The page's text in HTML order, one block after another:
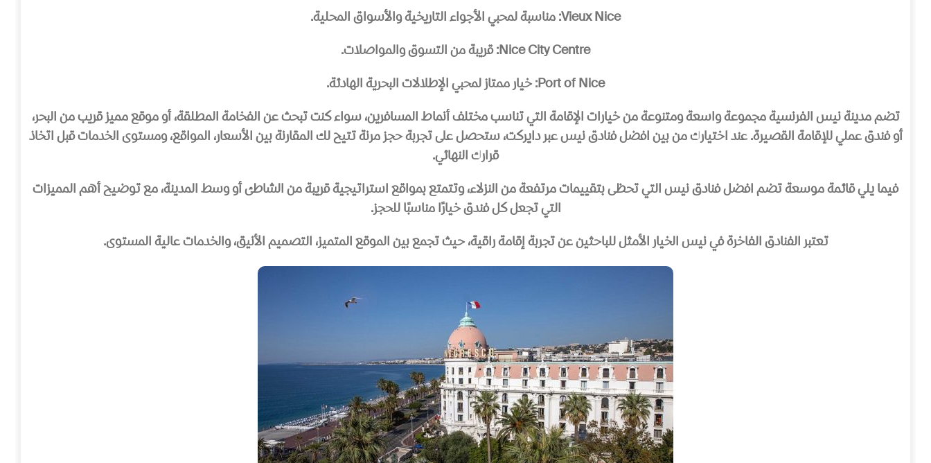
Vieux Nice: مناسبة لمحبي الأجواء التاريخية والأسواق المحلية.
Nice City Centre: قريبة من التسوق والمواصلات.
Port of Nice: خيار ممتاز لمحبي الإطلالات البحرية الهادئة.
تضم مدينة نيس الفرنسية مجموعة واسعة ومتنوعة من خيارات الإقامة التي تناسب مختلف أنماط المسافرين، سواء كنت تبحث عن الفخامة المطلقة، أو موقع مميز قريب من البحر،
أو فندق عملي للإقامة القصيرة. عند اختيارك من بينافضل فنادق نيسعبر دايركت، ستحصل على تجربة حجز مرنة تتيح لك المقارنة بين الأسعار، المواقع، ومستوى الخدمات قبل اتخاذ
قرارك النهائي.
فيما يلي قائمة موسعة تضمافضل فنادق نيسالتي تحظى بتقييمات مرتفعة من النزلاء، وتتمتع بمواقع استراتيجية قريبة من الشاطئ أو وسط المدينة، مع توضيح أهم المميزات
التي تجعل كل فندق خيارًا مناسبًا للحجز.
تعتبر الفنادق الفاخرة في نيس الخيار الأمثل للباحثين عن تجربة إقامة راقية، حيث تجمع بين الموقع المتميز، التصميم الأنيق، والخدمات عالية المستوى.